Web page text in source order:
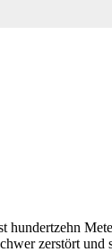
hundertzehn
zerstört und